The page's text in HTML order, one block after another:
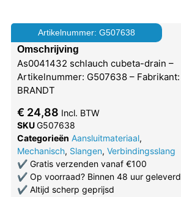
Artikelnummer: G507638
Omschrijving
As0041432 schlauch cubeta-drain –
Artikelnummer: G507638 – Fabrikant:
BRANDT
€ 24,88 Incl. BTW
SKUG507638
Categorieën Aansluitmateriaal,
Mechanisch, Slangen, Verbindingsslang
✔Gratis verzenden vanaf €100
✔Op voorraad? Binnen 48 uur geleverd
✔Altijd scherp geprijsd